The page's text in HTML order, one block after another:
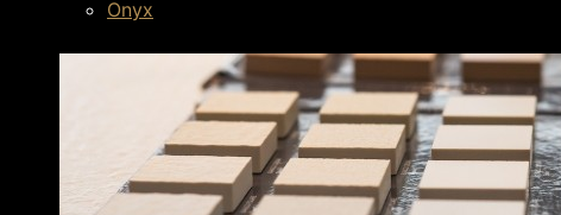
Onyx